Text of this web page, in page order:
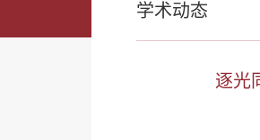
学术动态
逐光